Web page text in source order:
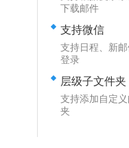
下载邮件
支持微信
支持日程、新
登录
层级子文件夹
支持添加自定
夹